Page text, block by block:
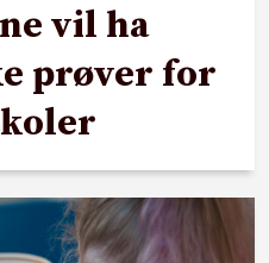
vil ha
prøver for